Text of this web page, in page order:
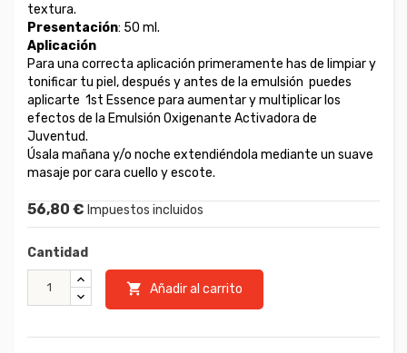
textura.
Presentación: 50 ml.
Aplicación
Para una correcta aplicación primeramente has de limpiar y
tonificar tu piel, después y antes de la emulsión puedes
aplicarte 1st Essence para aumentar y multiplicar los
efectos de la Emulsión Oxigenante Activadora de
Juventud.
Úsala mañana y/o noche extendiéndola mediante un suave
masaje por cara cuello y escote.
56,80 € Impuestos incluidos
Cantidad
 Añadir al carrito